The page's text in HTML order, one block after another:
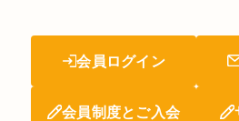
会員ログイン
会員制度とご入会